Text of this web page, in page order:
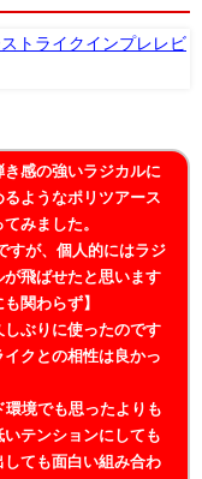
感の強いラジカルに
ようなポリツアース
みました。
すが、個人的にはラジ
飛ばせたと思います
関わらず】
ぶりに使ったのです
クとの相性は良かっ
境でも思ったよりも
テンションにしても
しても面白い組み合わ